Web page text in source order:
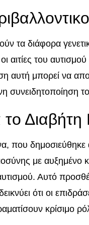
τα διάφορα
αιτίες του
αυτή μπορεί να
συνειδητοποίηση
που δημοσιεύθηκε
με αυξημένο
Αυτό
ότι οι
κρίσιμο